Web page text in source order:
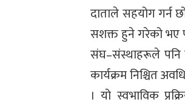
दाताले सहयोग गर्न
सशक्त हुने गरेको भए
संघ–संस्थाहरूले पनि
कार्यक्रम निश्चित
। यो स्वभाविक